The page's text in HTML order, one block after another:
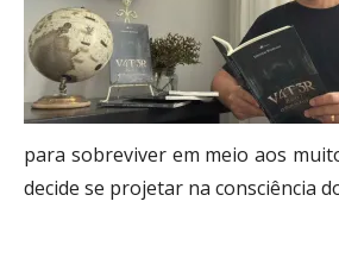
para sobreviver em meio aos
decide se projetar na consciência